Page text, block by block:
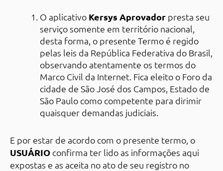
O aplicativo Kersys Aprovador presta seu
serviço somente em território nacional,
desta forma, o presente Termo é regido
pelas leis da República Federativa do Brasil,
observando atentamente os termos do
Marco Civil da Internet. Fica eleito o Foro da
cidade de São José dos Campos, Estado de
São Paulo como competente para dirimir
quaisquer demandas judiciais.
E por estar de acordo com o presente termo, o
USUÁRIO confirma ter lido as informações aqui
expostas e as aceita no ato de seu registro no